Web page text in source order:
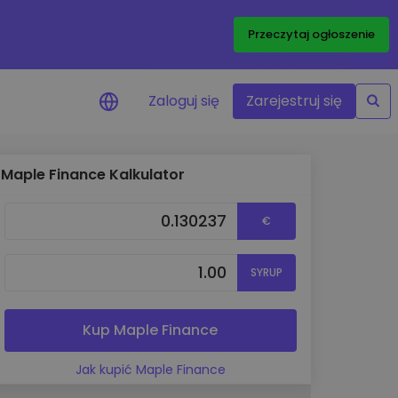
Przeczytaj ogłoszenie
optymalne wyniki
Zaloguj się Zarejestruj się
Maple Finance Kalkulator
€
SYRUP
Kup Maple Finance
Jak kupić Maple Finance